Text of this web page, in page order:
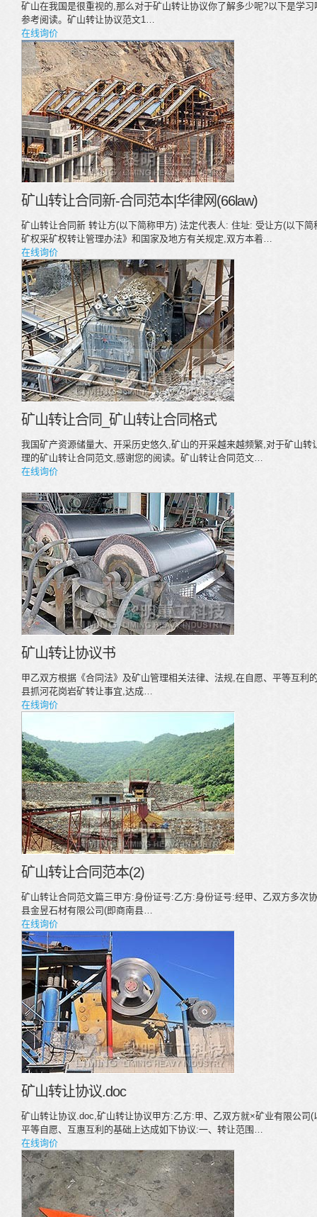
矿山在我国是很重视的,那么对于矿山转让协议你了解多少呢?以下是学
参考阅读。矿山转让协议范文1…
在线询价
矿山转让合同新-合同范本|华律网(66law)
矿山转让合同新 转让方(以下简称甲方) 法定代表人: 住址: 受让方(以下
矿权采矿权转让管理办法》和国家及地方有关规定,双方本着…
在线询价
矿山转让合同_矿山转让合同格式
我国矿产资源储量大、开采历史悠久,矿山的开采越来越频繁,对于矿山
理的矿山转让合同范文,感谢您的阅读。矿山转让合同范文…
在线询价
矿山转让协议书
甲乙双方根据《合同法》及矿山管理相关法律、法规,在自愿、平等互利
县抓河花岗岩矿转让事宜,达成…
在线询价
矿山转让合同范本(2)
矿山转让合同范文篇三甲方:身份证号:乙方:身份证号:经甲、乙双方多次
县金昱石材有限公司(即商南县…
在线询价
矿山转让协议.doc
矿山转让协议.doc,矿山转让协议甲方:乙方:甲、乙双方就×矿业有限公司
平等自愿、互惠互利的基础上达成如下协议:一、转让范围…
在线询价